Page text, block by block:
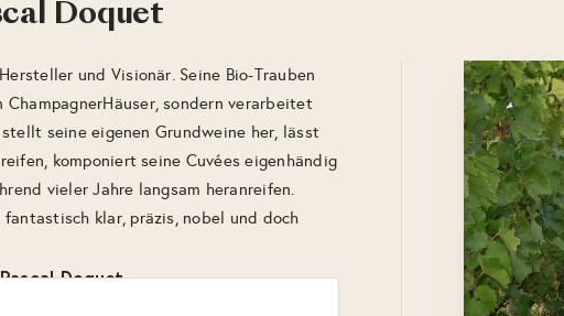
Doquet
und Visionär. Seine Bio-Trauben
sondern verarbeitet
seine eigenen Grundweine her, lässt
komponiert seine Cuvées eigenhändig
vieler Jahre langsam heranreifen.
fantastisch klar, präzis, nobel und doch
Doquet